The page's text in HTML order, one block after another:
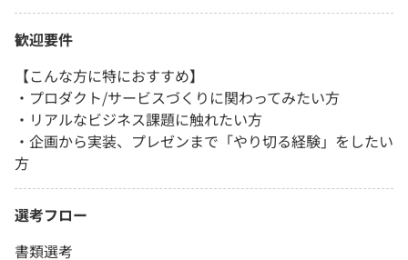
歓迎要件
【こんな方に特におすすめ】
・プロダクト/サービスづくりに関わってみたい方
・リアルなビジネス課題に触れたい方
・企画から実装、プレゼンまで「やり切る経験」をしたい
方
選考フロー
書類選考